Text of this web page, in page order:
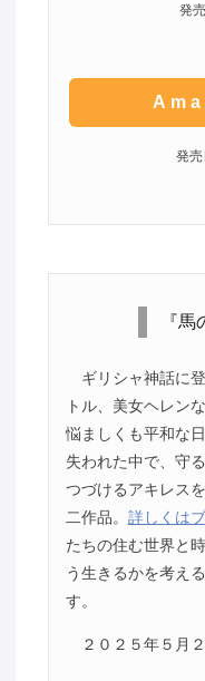
発
発
『
ギリシャ神話に
トル、美女ヘレン
悩ましくも平和な
失われた中で、守
つづけるアキレス
二作品。 詳しくは
たちの住む世界と
う生きるかを考え
す。
２０２５年５月